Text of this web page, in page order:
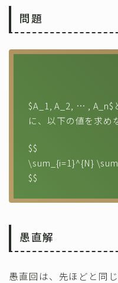
問題
$A_1, A_2, … , A_n$
に、以下の値を求め
$$
\sum_{i=1}^{N}
$$
愚直解
愚直回は、先ほどと同